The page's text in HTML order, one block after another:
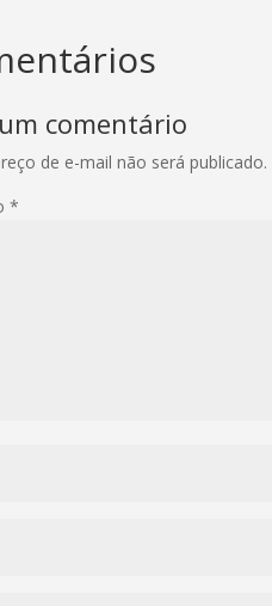
comentário
de e-mail não será publicado.
*